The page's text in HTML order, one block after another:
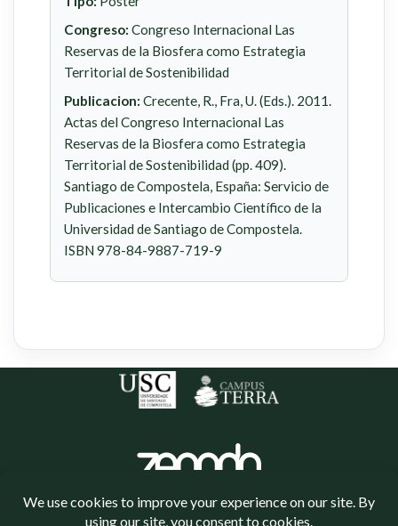
Congreso: Congreso Internacional Las
Reservas de la Biosfera como Estrategia
Territorial de Sostenibilidad
Publicacion: Crecente, R., Fra, U. (Eds.). 2011.
Actas del Congreso Internacional Las
Reservas de la Biosfera como Estrategia
Territorial de Sostenibilidad (pp. 409).
Santiago de Compostela, España: Servicio de
Publicaciones e Intercambio Científico de la
Universidad de Santiago de Compostela.
ISBN 978-84-9887-719-9